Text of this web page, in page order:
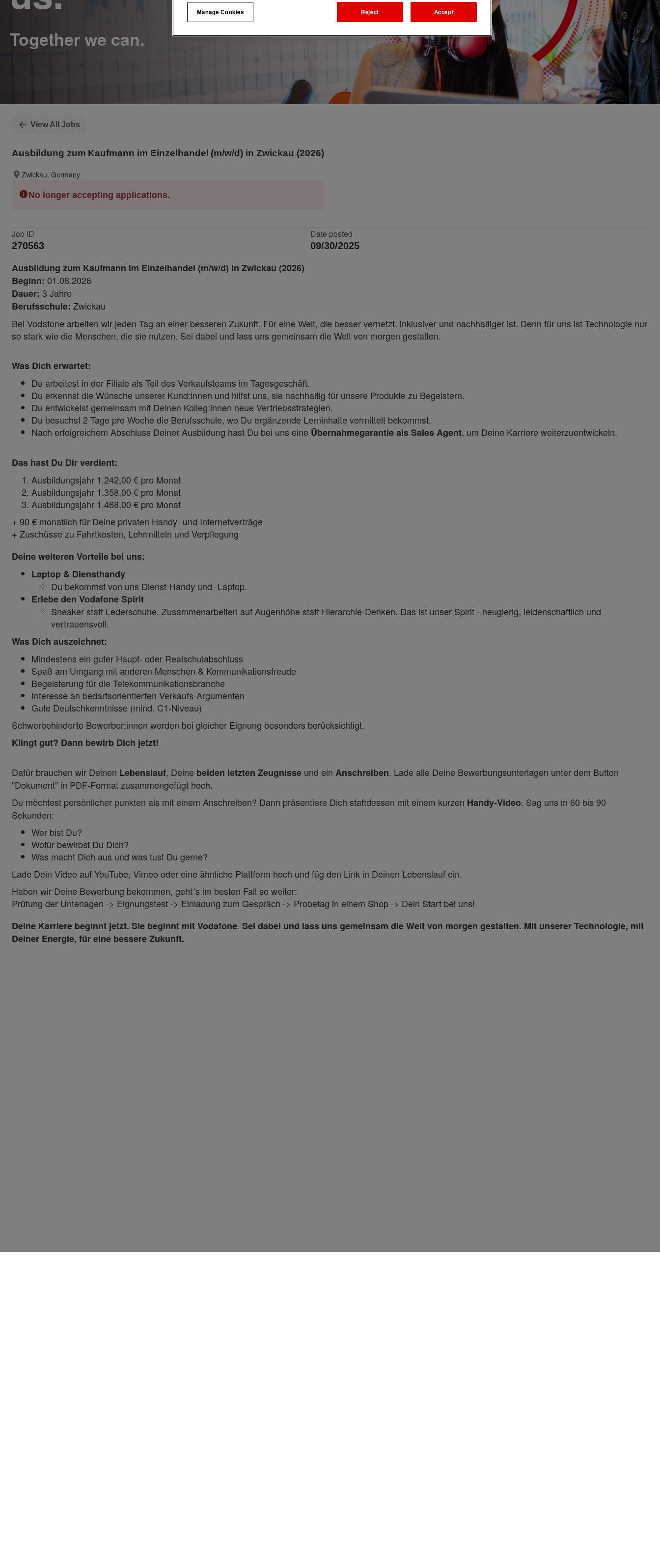
View All Jobs
Ausbildung zum Kaufmann im Einzelhandel (m/w/d) in Zwickau (2026)
Zwickau, Germany
No longer accepting applications.
Job ID
270563
Date posted
09/30/2025
Ausbildung zum Kaufmann im Einzelhandel (m/w/d) in Zwickau (2026)
Beginn: 01.08.2026
Dauer: 3 Jahre
Berufsschule: Zwickau
Bei Vodafone arbeiten wir jeden Tag an einer besseren Zukunft. Für eine Welt, die besser vernetzt, inklusiver und nachhaltiger ist. Denn für uns ist Technologie nur
so stark wie die Menschen, die sie nutzen. Sei dabei und lass uns gemeinsam die Welt von morgen gestalten.
Was Dich erwartet:
Du arbeitest in der Filiale als Teil des Verkaufsteams im Tagesgeschäft.
Du erkennst die Wünsche unserer Kund:innen und hilfst uns, sie nachhaltig für unsere Produkte zu Begeistern.
Du entwickelst gemeinsam mit Deinen Kolleg:innen neue Vertriebsstrategien.
Du besuchst 2 Tage pro Woche die Berufsschule, wo Du ergänzende Lerninhalte vermittelt bekommst.
Nach erfolgreichem Abschluss Deiner Ausbildung hast Du bei uns eine Übernahmegarantie als Sales Agent, um Deine Karriere weiterzuentwickeln.
Das hast Du Dir verdient:
Ausbildungsjahr 1.242,00 € pro Monat
Ausbildungsjahr 1.358,00 € pro Monat
Ausbildungsjahr 1.468,00 € pro Monat
+ 90 € monatlich für Deine privaten Handy- und Internetverträge
+ Zuschüsse zu Fahrtkosten, Lehrmitteln und Verpflegung
Deine weiteren Vorteile bei uns:
Laptop & Diensthandy
Du bekommst von uns Dienst-Handy und -Laptop.
Erlebe den Vodafone Spirit
Sneaker statt Lederschuhe. Zusammenarbeiten auf Augenhöhe statt Hierarchie-Denken. Das ist unser Spirit - neugierig, leidenschaftlich und
vertrauensvoll.
Was Dich auszeichnet:
Mindestens ein guter Haupt- oder Realschulabschluss
Spaß am Umgang mit anderen Menschen & Kommunikationsfreude
Begeisterung für die Telekommunikationsbranche
Interesse an bedarfsorientierten Verkaufs-Argumenten
Gute Deutschkenntnisse (mind. C1-Niveau)
Schwerbehinderte Bewerber:innen werden bei gleicher Eignung besonders berücksichtigt.
Klingt gut? Dann bewirb Dich jetzt!
Dafür brauchen wir Deinen Lebenslauf, Deine beiden letzten Zeugnisse und ein Anschreiben. Lade alle Deine Bewerbungsunterlagen unter dem Button
"Dokument" in PDF-Format zusammengefügt hoch.
Du möchtest persönlicher punkten als mit einem Anschreiben? Dann präsentiere Dich stattdessen mit einem kurzen Handy-Video. Sag uns in 60 bis 90
Sekunden:
Wer bist Du?
Wofür bewirbst Du Dich?
Was macht Dich aus und was tust Du gerne?
Lade Dein Video auf YouTube, Vimeo oder eine ähnliche Plattform hoch und füg den Link in Deinen Lebenslauf ein.
Haben wir Deine Bewerbung bekommen, geht´s im besten Fall so weiter:
Prüfung der Unterlagen -> Eignungstest -> Einladung zum Gespräch -> Probetag in einem Shop -> Dein Start bei uns!
Deine Karriere beginnt jetzt. Sie beginnt mit Vodafone. Sei dabei und lass uns gemeinsam die Welt von morgen gestalten. Mit unserer Technologie, mit
Deiner Energie, für eine bessere Zukunft.
Manage Cookies Reject Accept